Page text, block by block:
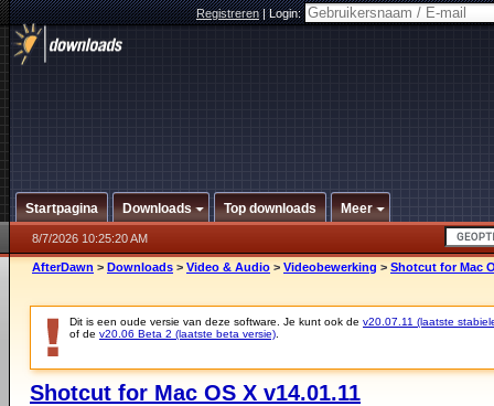
Registreren|Login:
Startpagina Downloads Top downloads Meer
8/7/2026 10:25:20 AM
AfterDawn > Downloads > Video & Audio > Videobewerking > Shotcut for Mac
Dit is een oude versie van deze software. Je kunt ook de v20.07.11 (laatste
of de v20.06 Beta 2 (laatste beta versie)
Shotcut for Mac OS X v14.01.11